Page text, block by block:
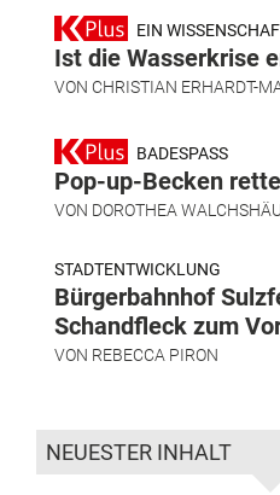
EIN
Ist die Wasserkrise
VON CHRISTIAN ERHARDT-
BADESPASS
Pop-up-Becken
VON DOROTHEA
STADTENTWICKLUNG
Bürgerbahnhof
Schandfleck zum
VON REBECCA PIRON
NEUESTER INHALT